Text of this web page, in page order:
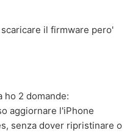
il firmware pero'
ho 2 domande:
aggiornare l'iPhone
senza dover ripristinare o